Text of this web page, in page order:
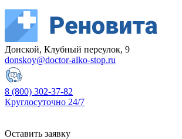
Донской, Клубный переулок, 9
donskoy@doctor-alko-stop.ru
8 (800) 302-37-82
Круглосуточно 24/7
Оставить заявку